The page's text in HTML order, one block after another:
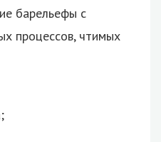
барельефы с
процессов, чтимых